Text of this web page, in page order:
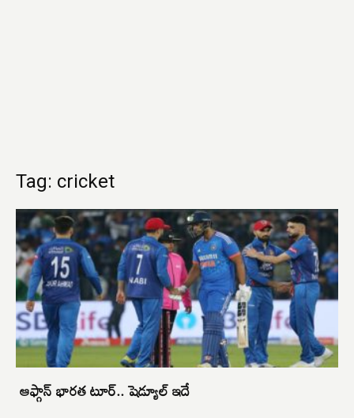
Tag: cricket
ఆఫ్గాన్‌ భారత టూర్‌.. షెడ్యూల్‌ ఇదే